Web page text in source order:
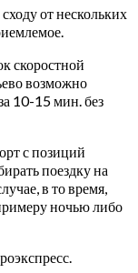
от нескольких
скоростной
возможно
10-15 мин. без
с позиций
поездку на
в то время,
ночью либо